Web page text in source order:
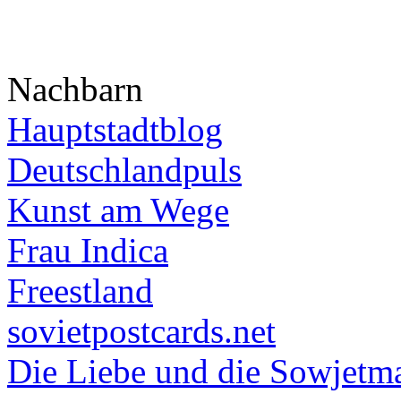
Nachbarn
Hauptstadtblog
Deutschlandpuls
Kunst am Wege
Frau Indica
Freestland
sovietpostcards.net
Die Liebe und die